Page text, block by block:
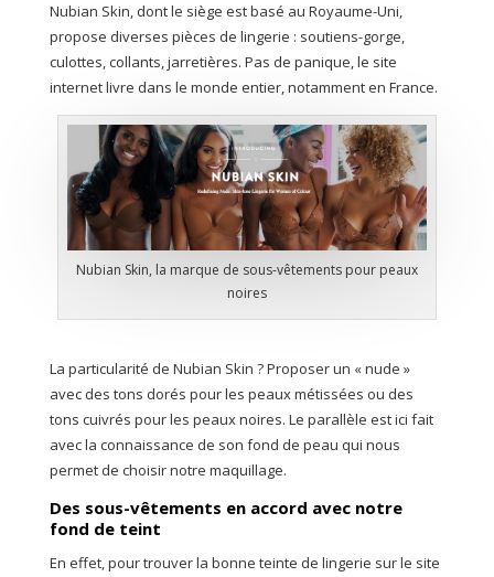
Nubian Skin, dont le siège est basé au Royaume-Uni,
propose diverses pièces de lingerie : soutiens-gorge,
culottes, collants, jarretières. Pas de panique, le site
internet livre dans le monde entier, notamment en France.
Nubian Skin, la marque de sous-vêtements pour peaux
noires
La particularité de Nubian Skin ? Proposer un « nude »
avec des tons dorés pour les peaux métissées ou des
tons cuivrés pour les peaux noires. Le parallèle est ici fait
avec la connaissance de son fond de peau qui nous
permet de choisir notre maquillage.
Des sous-vêtements en accord avec notre
fond de teint
En effet, pour trouver la bonne teinte de lingerie sur le site